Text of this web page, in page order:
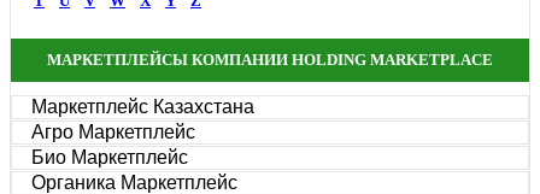
МАРКЕТПЛЕЙСЫ КОМПАНИИ HOLDING MARKETPLACE
Маркетплейс Казахстана
Агро Маркетплейс
Био Маркетплейс
Органика Маркетплейс